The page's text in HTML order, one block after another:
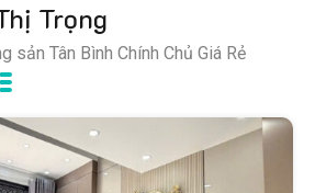
Trọng
sản Tân Bình Chính Chủ Giá Rẻ